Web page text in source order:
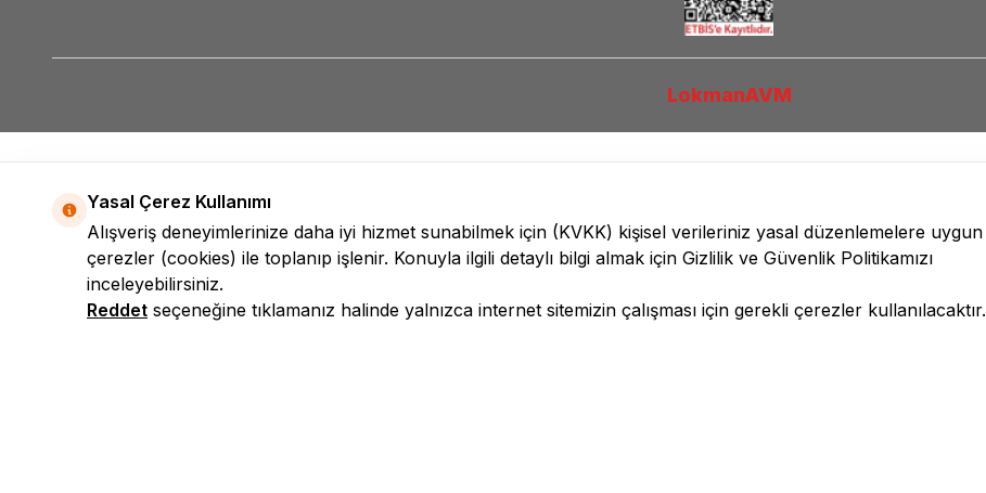
LokmanAVM
Yasal Çerez Kullanımı
Alışveriş deneyimlerinize daha iyi hizmet sunabilmek için (KVKK) kişisel verileriniz yasal düzenlemelere uygun
çerezler (cookies) ile toplanıp işlenir. Konuyla ilgili detaylı bilgi almak için Gizlilik ve Güvenlik Politikamızı
inceleyebilirsiniz.
Reddet seçeneğine tıklamanız halinde yalnızca internet sitemizin çalışması için gerekli çerezler kullanılacaktır.